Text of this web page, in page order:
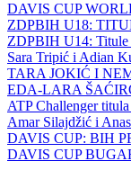
DAVIS CUP
ZDPBIH U18:
ZDPBIH U14: Titule
Sara Tripić i Adian
TARA JOKIĆ I
EDA-LARA
ATP Challenger
Amar Silajdžić i
DAVIS CUP: BIH
DAVIS CUP